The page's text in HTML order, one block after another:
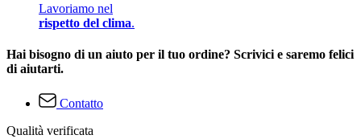
Lavoriamo nel
rispetto del clima.
Hai bisogno di un aiuto per il tuo ordine? Scrivici e saremo felici
di aiutarti.
Contatto
Qualità verificata